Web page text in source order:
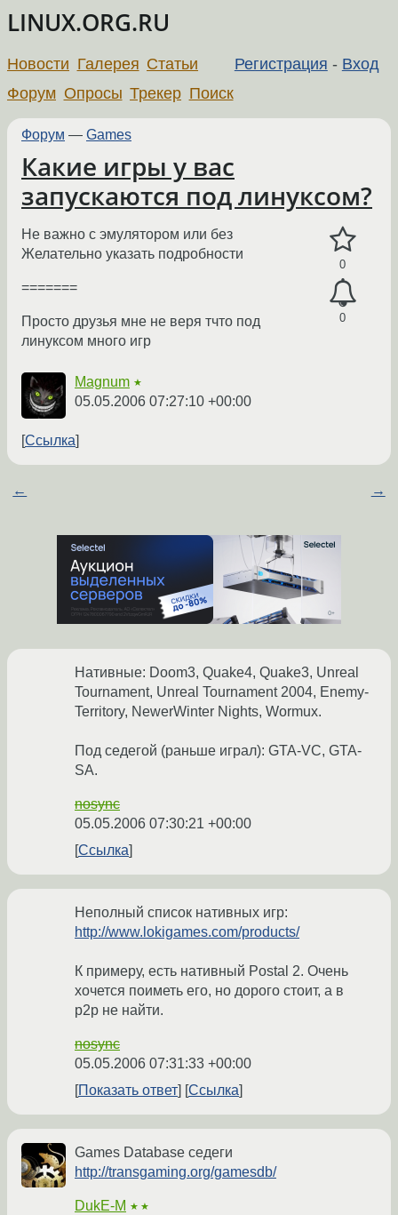
LINUX.ORG.RU
Регистрация - Вход
Новости Галерея Статьи
Форум Опросы Трекер Поиск
Форум — Games
Какие игры у вас
запускаются под линуксом?
0
0
Не важно с эмулятором или без
Желательно указать подробности
=======
Просто друзья мне не веря тчто под
линуксом много игр
Magnum ★
05.05.2006 07:27:10 +00:00
Ссылка
← →
Нативные: Doom3, Quake4, Quake3, Unreal
Tournament, Unreal Tournament 2004, Enemy-
Territory, NewerWinter Nights, Wormux.
Под седегой (раньше играл): GTA-VC, GTA-
SA.
nosync
05.05.2006 07:30:21 +00:00
Ссылка
Неполный список нативных игр:
http://www.lokigames.com/products/
К примеру, есть нативный Postal 2. Очень
хочется поиметь его, но дорого стоит, а в
p2p не найти.
nosync
05.05.2006 07:31:33 +00:00
Показать ответ
Ссылка
Games Database седеги
http://transgaming.org/gamesdb/
DukE-M ★★